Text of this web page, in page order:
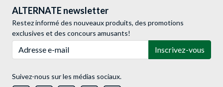
ALTERNATE newsletter
Restez informé des nouveaux produits, des promotions
exclusives et des concours amusants!
Inscrivez-vous
Suivez-nous sur les médias sociaux.